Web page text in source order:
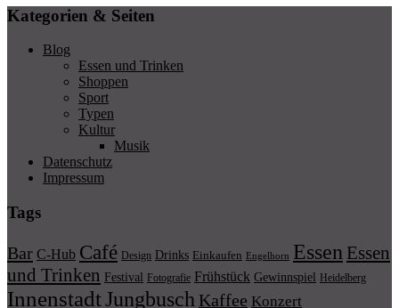
Kategorien & Seiten
Blog
Essen und Trinken
Shoppen
Sport
Typen
Kultur
Musik
Datenschutz
Impressum
Tags
Bar C-Hub Café Design Drinks Einkaufen Engelhorn Essen Essen
und Trinken Festival Fotografie Frühstück Gewinnspiel Heidelberg
InnenstadtJungbusch Kaffee Konzert